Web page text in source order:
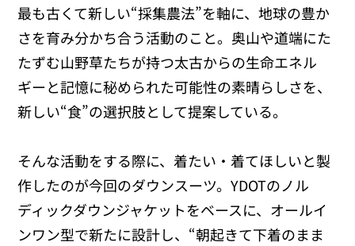
最も古くて新しい“採集農法”を軸に、地球の豊か
さを育み分かち合う活動のこと。奥山や道端にた
たずむ山野草たちが持つ太古からの生命エネル
ギーと記憶に秘められた可能性の素晴らしさを、
新しい“食”の選択肢として提案している。
そんな活動をする際に、着たい・着てほしいと製
作したのが今回のダウンスーツ。YDOTのノル
ディックダウンジャケットをベースに、オールイ
ンワン型で新たに設計し、“朝起きて下着のまま